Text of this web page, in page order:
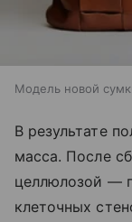
Модель новой
В результате
масса. После
целлюлозой —
клеточных